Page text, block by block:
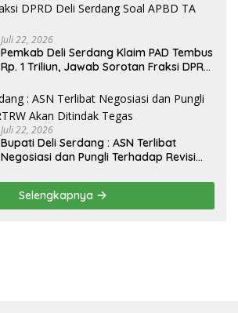
Juli 22, 2026
Pemkab Deli Serdang Klaim PAD Tembus
Rp. 1 Triliun, Jawab Sorotan Fraksi DPRD
Juli 22, 2026
Bupati Deli Serdang : ASN Terlibat
Negosiasi dan Pungli Terhadap Revisi
Selengkapnya